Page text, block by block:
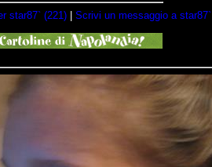
star87` (221) Scrivi un messaggio a star87`